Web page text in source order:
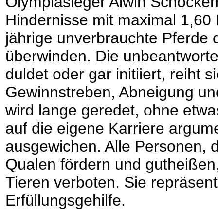
Hindernisse mit maximal
jährige unverbrauchte Pferde
überwinden. Die
duldet oder gar initiiert, reiht
Gewinnstreben, Abneigung
wird lange geredet, ohne
auf die eigene Karriere
ausgewichen. Alle Personen,
Qualen fördern und
Tieren verboten. Sie
Erfüllungsgehilfe.